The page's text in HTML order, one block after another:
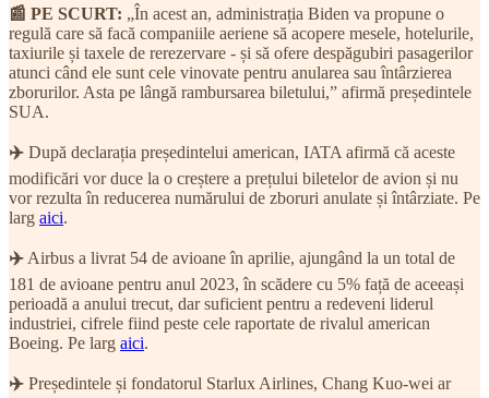
📰 PE SCURT: „În acest an, administrația Biden va propune o
regulă care să facă companiile aeriene să acopere mesele, hotelurile,
taxiurile și taxele de rerezervare - și să ofere despăgubiri pasagerilor
atunci când ele sunt cele vinovate pentru anularea sau întârzierea
zborurilor. Asta pe lângă rambursarea biletului,” afirmă președintele
SUA.
✈️ După declarația președintelui american, IATA afirmă că aceste
modificări vor duce la o creștere a prețului biletelor de avion și nu
vor rezulta în reducerea numărului de zboruri anulate și întârziate. Pe
larg aici.
✈️ Airbus a livrat 54 de avioane în aprilie, ajungând la un total de
181 de avioane pentru anul 2023, în scădere cu 5% față de aceeași
perioadă a anului trecut, dar suficient pentru a redeveni liderul
industriei, cifrele fiind peste cele raportate de rivalul american
Boeing. Pe larg aici.
✈️ Președintele și fondatorul Starlux Airlines, Chang Kuo-wei ar